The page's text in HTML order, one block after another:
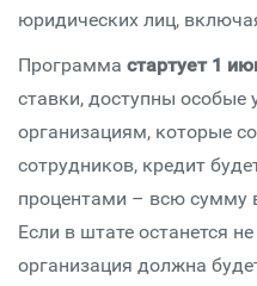
юридических лиц,
Программа стартует 1
ставки, доступны особые
организациям, которые
сотрудников, кредит
процентами – всю сумму
Если в штате останется
организация должна